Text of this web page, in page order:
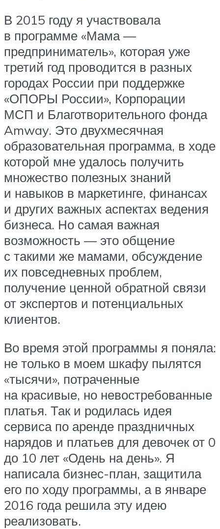
В 2015 году я участвовала
в программе «Мама —
предприниматель», которая уже
третий год проводится в разных
городах России при поддержке
«ОПОРЫ России», Корпорации
МСП и Благотворительного фонда
Amway. Это двухмесячная
образовательная программа, в ходе
которой мне удалось получить
множество полезных знаний
и навыков в маркетинге, финансах
и других важных аспектах ведения
бизнеса. Но самая важная
возможность — это общение
с такими же мамами, обсуждение
их повседневных проблем,
получение ценной обратной связи
от экспертов и потенциальных
клиентов.
Во время этой программы я поняла:
не только в моем шкафу пылятся
«тысячи», потраченные
на красивые, но невостребованные
платья. Так и родилась идея
сервиса по аренде праздничных
нарядов и платьев для девочек от 0
до 10 лет «Одень на день». Я
написала бизнес-план, защитила
его по ходу программы, а в январе
2016 года решила эту идею
реализовать.